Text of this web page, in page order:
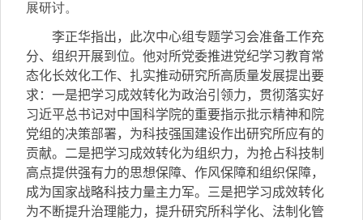
展研讨。
李正华指出，此次中心组专题学习会准备工作充
分、组织开展到位。他对所党委推进党纪学习教育常
态化长效化工作、扎实推动研究所高质量发展提出要
求：一是把学习成效转化为政治引领力，贯彻落实好
习近平总书记对中国科学院的重要指示批示精神和院
党组的决策部署，为科技强国建设作出研究所应有的
贡献。二是把学习成效转化为组织力，为抢占科技制
高点提供强有力的思想保障、作风保障和组织保障，
成为国家战略科技力量主力军。三是把学习成效转化
为不断提升治理能力，提升研究所科学化、法制化管